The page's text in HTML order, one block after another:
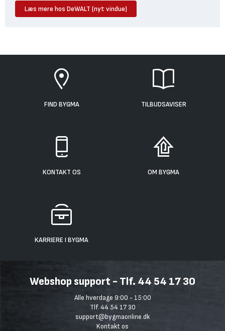
Læs mere hos DeWALT (nyt vindue)
FIND BYGMA TILBUDSAVISER
KONTAKT OS OM BYGMA
KARRIERE I BYGMA
Webshop support - Tlf. 44 54 17 30
Alle hverdage 9:00 - 15:00
Tlf. 44 54 17 30
support@bygmaonline.dk
Kontakt os